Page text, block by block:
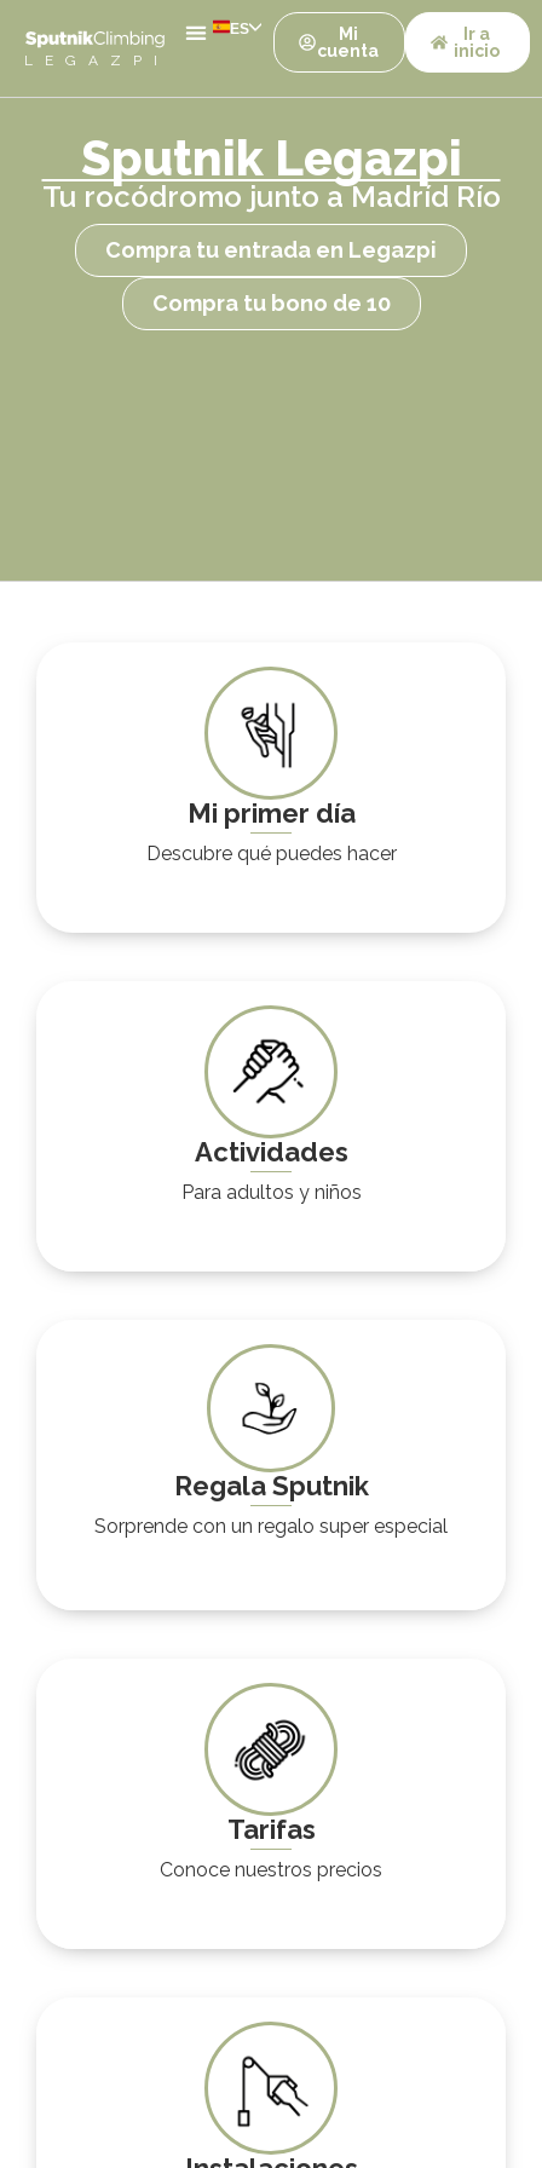
LEGAZPI
ES
Mi
cuenta
Ir a
inicio
Sputnik Legazpi
Tu rocódromo junto a Madríd Río
Compra tu entrada en Legazpi
Compra tu bono de 10
Mi primer día
Descubre qué puedes hacer
Actividades
Para adultos y niños
Regala Sputnik
Sorprende con un regalo super especial
Tarifas
Conoce nuestros precios